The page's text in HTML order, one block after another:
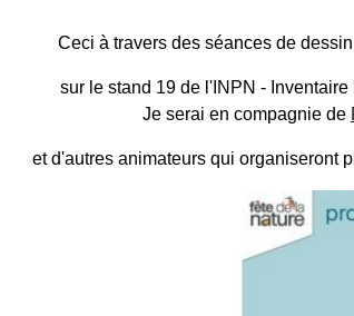
Ceci à travers des séances de
sur le stand 19 de l'INPN -
Je serai en compagnie de
et d'autres animateurs qui organiseront